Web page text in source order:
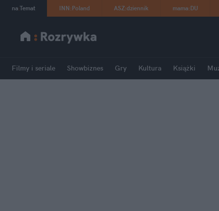
na:Temat INN:Poland ASZ:dziennik mama:DU
Filmy i seriale Showbiznes Gry Kultura Książki